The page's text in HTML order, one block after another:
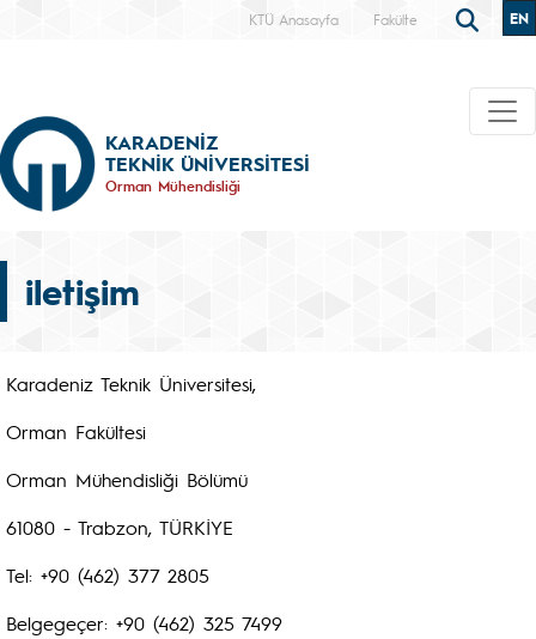
KTÜ Anasayfa Fakülte EN
KARADENİZ
TEKNİK ÜNİVERSİTESİ
Orman Mühendisliği
iletişim
Karadeniz Teknik Üniversitesi,
Orman Fakültesi
Orman Mühendisliği Bölümü
61080 - Trabzon, TÜRKİYE
Tel: +90 (462) 377 2805
Belgegeçer: +90 (462) 325 7499